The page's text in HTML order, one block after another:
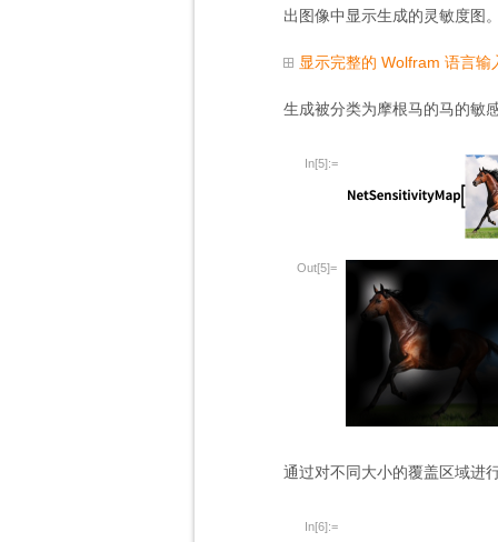
出图像中显示生成的灵敏度图
显示完整的 Wolfram 语言输
生成被分类为摩根马的马的敏
In[5]:=
Out[5]=
通过对不同大小的覆盖区域进
In[6]:=